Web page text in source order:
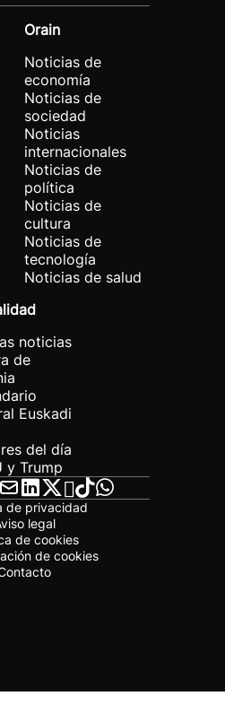
Orain
Noticias de
economía
Noticias de
sociedad
Noticias
internacionales
Noticias de
política
Noticias de
cultura
Noticias de
tecnología
Noticias de salud
noticias
de
Euskadi
del día
y Trump
de privacidad
legal
de cookies
de cookies